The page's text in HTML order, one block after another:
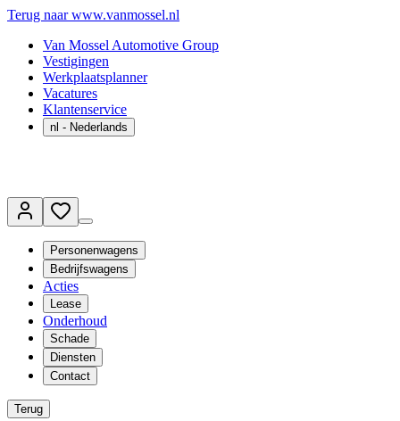
Terug naar www.vanmossel.nl
Van Mossel Automotive Group
Vestigingen
Werkplaatsplanner
Vacatures
Klantenservice
nl - Nederlands
Personenwagens
Bedrijfswagens
Acties
Lease
Onderhoud
Schade
Diensten
Contact
Terug